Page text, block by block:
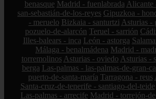
benasque Madrid - fuenlabrada Alicante
san-sebastián-de-los-reyes Gipuzkoa -
- meruelo Bizkaia - santurtzi Asturias -
pozuelo-de-alarcón Teruel - sarrión
Illes-balears - inca León - astorga
Málaga - benalmádena Madrid -
torremolinos Asturias - oviedo Asturias -
berga Las-palmas - las-palmas-de-gran-
puerto-de-santa-maría Tarragona - reus
Santa-cruz-de-tenerife - santiago-del-teide
Las-palmas - arrecife Madrid - torrejón-